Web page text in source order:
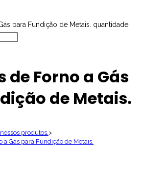
para Fundição de Metais. quantidade
de Forno a Gás
de Metais.
produtos.>
a Gás para Fundição de Metais.